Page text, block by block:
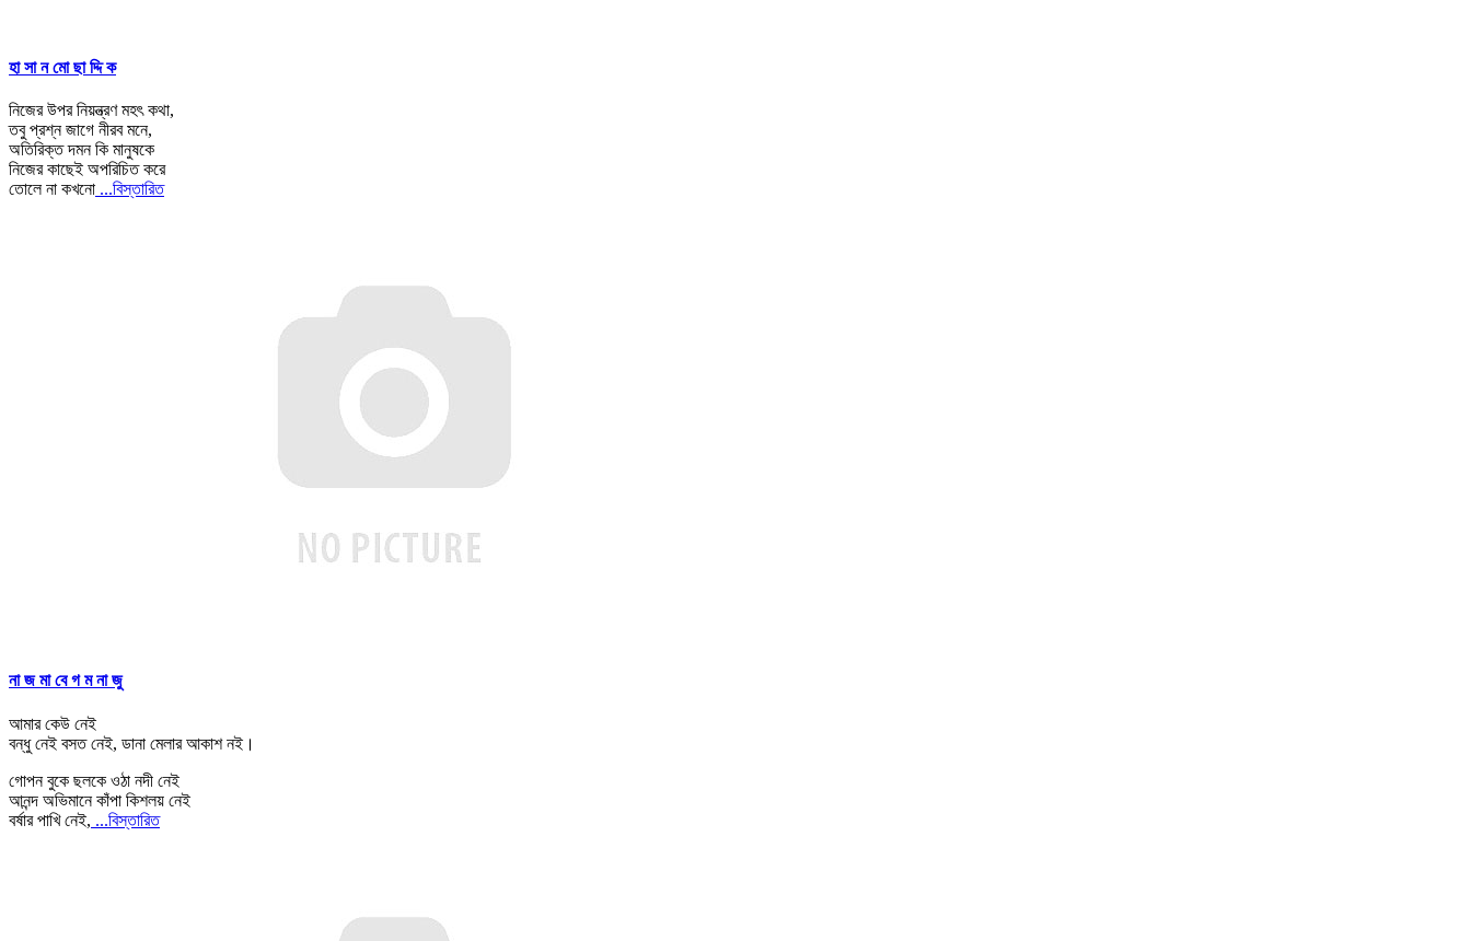
হা সা ন মো ছা দ্দি ক
নিজের উপর নিয়ন্ত্রণ মহৎ কথা,
তবু প্রশ্ন জাগে নীরব মনে,
অতিরিক্ত দমন কি মানুষকে
নিজের কাছেই অপরিচিত করে
তোলে না কখনো ...বিস্তারিত
না জ মা বে গ ম না জু
আমার কেউ নেই
বন্ধু নেই বসত নেই, ডানা মেলার আকাশ নই।
গোপন বুকে ছলকে ওঠা নদী নেই
আনন্দ অভিমানে কাঁপা কিশলয় নেই
বর্ষার পাখি নেই, ...বিস্তারিত